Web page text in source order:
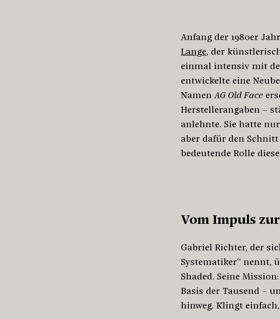
Anfang der 1980er
Lange, der
einmal intensiv mit
entwickelte eine
Namen AG Old Face
Herstellerangaben –
anlehnte. Sie hatte
aber dafür den Schnitt
bedeutende Rolle
Vom Impuls
Gabriel Richter, der
Systematiker“ nennt,
Shaded. Seine
Basis der Tausend –
hinweg. Klingt